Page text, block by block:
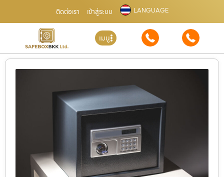
ติดต่อเรา เข้าสู่ระบบ LANGUAGE
เมนู